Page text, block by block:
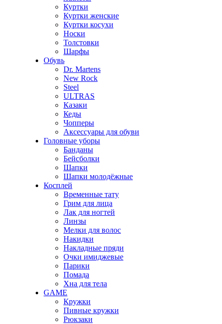
Куртки
Куртки женские
Куртки косухи
Носки
Толстовки
Шарфы
Обувь
Dr. Martens
New Rock
Steel
ULTRAS
Казаки
Кеды
Чопперы
Аксессуары для обуви
Головные уборы
Банданы
Бейсболки
Шапки
Шапки молодёжные
Косплей
Временные тату
Грим для лица
Лак для ногтей
Линзы
Мелки для волос
Накидки
Накладные пряди
Очки имиджевые
Парики
Помада
Хна для тела
GAME
Кружки
Пивные кружки
Рюкзаки